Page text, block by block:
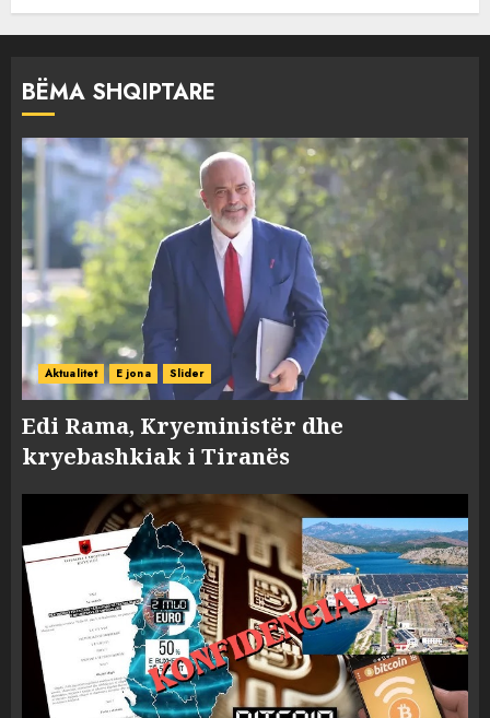
BËMA SHQIPTARE
Aktualitet E jona Slider
Edi Rama, Kryeministër dhe
kryebashkiak i Tiranës